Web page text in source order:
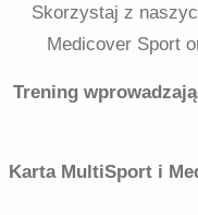
Skorzystaj z
Medicover Sport
Trening
Karta MultiSport i